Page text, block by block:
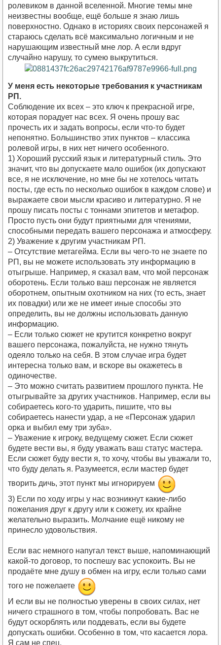
ролевиком в данной вселенной. Многие темы мне
неизвестны вообще, ещё больше я знаю лишь
поверхностно. Однако в историях своих персонажей я
стараюсь сделать всё максимально логичным и не
нарушающим известный мне лор. А если вдруг
случайно нарушу, то сумею выкрутиться.
У меня есть некоторые требования к участникам
РП.
Соблюдение их всех – это ключ к прекрасной игре,
которая порадует нас всех. Я очень прошу вас
прочесть их и задать вопросы, если что-то будет
непонятно. Большинство этих пунктов – классика
ролевой игры, в них нет ничего особенного.
1) Хороший русский язык и литературный стиль. Это
значит, что вы допускаете мало ошибок (их допускают
все, я не исключение, но мне бы не хотелось читать
посты, где есть по несколько ошибок в каждом слове) и
выражаете свои мысли красиво и литературно. Я не
прошу писать посты с тоннами эпитетов и метафор.
Просто пусть они будут приятными для чтениями,
способными передать вашего персонажа и атмосферу.
2) Уважение к другим участникам РП.
– Отсутствие метагейма. Если вы чего-то не знаете по
РП, вы не можете использовать эту информацию в
отыгрыше. Например, я сказал вам, что мой персонаж
оборотень. Если только ваш персонаж не является
оборотнем, опытным охотником на них (то есть, знает
их повадки) или же не имеет иные способы это
определить, вы не должны использовать данную
информацию.
– Если только сюжет не крутится конкретно вокруг
вашего персонажа, пожалуйста, не нужно тянуть
одеяло только на себя. В этом случае игра будет
интересна только вам, и вскоре вы окажетесь в
одиночестве.
– Это можно считать развитием прошлого пункта. Не
отыгрывайте за других участников. Например, если вы
собираетесь кого-то ударить, пишите, что вы
собираетесь нанести удар, а не «Персонаж ударил
орка и выбил ему три зуба».
– Уважение к игроку, ведущему сюжет. Если сюжет
будете вести вы, я буду уважать ваш статус мастера.
Если сюжет буду вести я, то хочу, чтобы вы уважали то,
что буду делать я. Разумеется, если мастер будет
творить дичь, этот пункт мы игнорируем
3) Если по ходу игры у нас возникнут какие-либо
пожелания друг к другу или к сюжету, их крайне
желательно выразить. Молчание ещё никому не
принесло удовольствия.
Если вас немного напугал текст выше, напоминающий
какой-то договор, то поспешу вас успокоить. Вы не
продаёте мне душу в обмен на игру, если только сами
того не пожелаете
И если вы не полностью уверены в своих силах, нет
ничего страшного в том, чтобы попробовать. Вас не
будут оскорблять или поддевать, если вы будете
допускать ошибки. Особенно в том, что касается лора.
Я сам не спец.